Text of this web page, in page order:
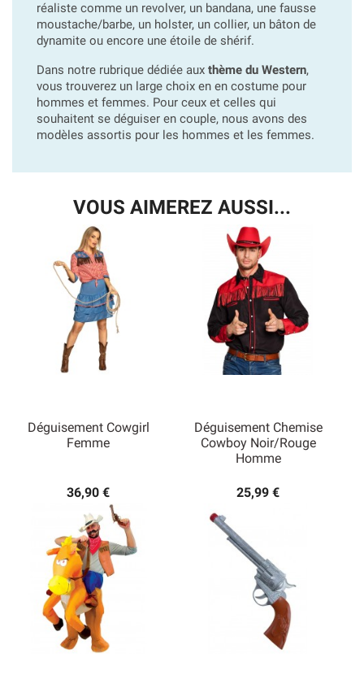
réaliste comme un revolver, un bandana, une fausse
moustache/barbe, un holster, un collier, un bâton de
dynamite ou encore une étoile de shérif.
Dans notre rubrique dédiée aux thème du Western,
vous trouverez un large choix en en costume pour
hommes et femmes. Pour ceux et celles qui
souhaitent se déguiser en couple, nous avons des
modèles assortis pour les hommes et les femmes.
VOUS AIMEREZ AUSSI...
Déguisement Cowgirl
Femme
36,90 €
Déguisement Chemise
Cowboy Noir/Rouge
Homme
25,99 €